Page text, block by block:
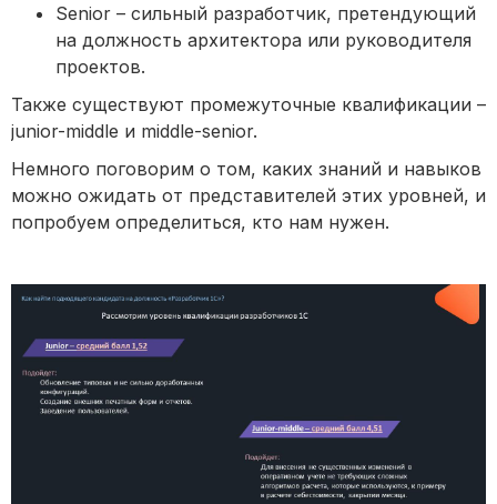
Senior – сильный разработчик, претендующий
на должность архитектора или руководителя
проектов.
Также существуют промежуточные квалификации –
junior-middle и middle-senior.
Немного поговорим о том, каких знаний и навыков
можно ожидать от представителей этих уровней, и
попробуем определиться, кто нам нужен.